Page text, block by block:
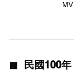
MV
◼  民國100年